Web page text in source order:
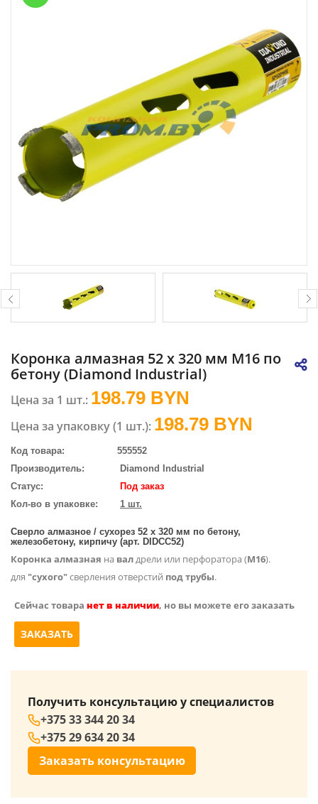
Коронка алмазная 52 х 320 мм М16 по
бетону (Diamond Industrial)
Цена за 1 шт.: 198.79 BYN
Цена за упаковку (1 шт.): 198.79 BYN
Код товара:
555552
Производитель:
Diamond Industrial
Статус:
Под заказ
Кол-во в упаковке:
1 шт.
Сверло алмазное / сухорез 52 х 320 мм по бетону,
железобетону, кирпичу (арт. DIDCC52)
Коронка алмазная на валдрели или перфоратора (М16).
для "сухого"сверления отверстий под трубы.
Сейчас товара нет в наличии, но вы можете его заказать
ЗАКАЗАТЬ
Получить консультацию у специалистов
+375 33 344 20 34
+375 29 634 20 34
Заказать консультацию